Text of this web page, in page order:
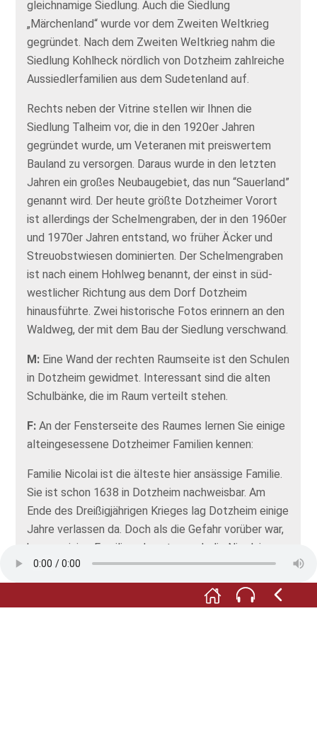
gleichnamige Siedlung. Auch die Siedlung
„Märchenland“ wurde vor dem Zweiten Weltkrieg
gegründet. Nach dem Zweiten Weltkrieg nahm die
Siedlung Kohlheck nördlich von Dotzheim zahlreiche
Aussiedlerfamilien aus dem Sudetenland auf.
Rechts neben der Vitrine stellen wir Ihnen die
Siedlung Talheim vor, die in den 1920er Jahren
gegründet wurde, um Veteranen mit preiswertem
Bauland zu versorgen. Daraus wurde in den letzten
Jahren ein großes Neubaugebiet, das nun “Sauerland”
genannt wird. Der heute größte Dotzheimer Vorort
ist allerdings der Schelmengraben, der in den 1960er
und 1970er Jahren entstand, wo früher Äcker und
Streuobstwiesen dominierten. Der Schelmengraben
ist nach einem Hohlweg benannt, der einst in süd-
westlicher Richtung aus dem Dorf Dotzheim
hinausführte. Zwei historische Fotos erinnern an den
Waldweg, der mit dem Bau der Siedlung verschwand.
M: Eine Wand der rechten Raumseite ist den Schulen
in Dotzheim gewidmet. Interessant sind die alten
Schulbänke, die im Raum verteilt stehen.
F: An der Fensterseite des Raumes lernen Sie einige
alteingesessene Dotzheimer Familien kennen:
Familie Nicolai ist die älteste hier ansässige Familie.
Sie ist schon 1638 in Dotzheim nachweisbar. Am
Ende des Dreißigjährigen Krieges lag Dotzheim einige
Jahre verlassen da. Doch als die Gefahr vorüber war,
kamen einige Familien, darunter auch die Nicolais,
zurück.
Die heute personenreichste Dotzheimer Familie ist